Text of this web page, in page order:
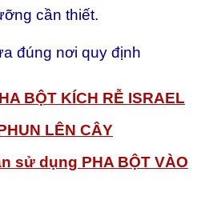
cần thiết.
đúng nơi quy định
BỘT KÍCH RỄ ISRAEL
LÊN CÂY
sử dụng PHA BỘT VÀO